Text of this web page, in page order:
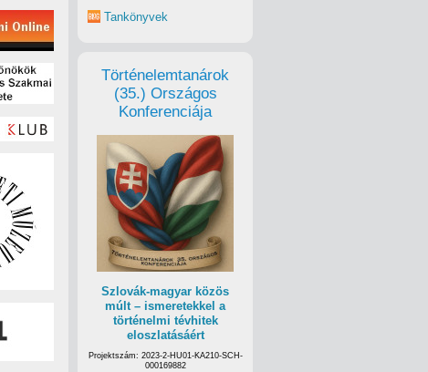
Tankönyvek
Történelemtanárok
(35.) Országos
Konferenciája
Szlovák-magyar közös
múlt – ismeretekkel a
történelmi tévhitek
eloszlatásáért
Projektszám: 2023-2-HU01-KA210-SCH-
000169882